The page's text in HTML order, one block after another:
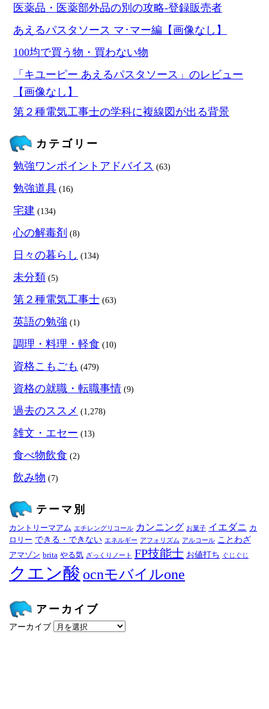
医薬品・医薬部外品の別の攻略‐登録販売者
あえるパスタソース マ･マー編【画像なし】
100均で買う物・買わない物
「キユーピー あえるパスタソース」のレビュー
【画像なし】
第２種電気工事士の学科に複線図が出る背景
カテゴリー
勉強ワンポイントアドバイス (63)
勉強道具 (16)
宅建 (134)
心の解毒剤 (8)
日々の暮らし (134)
未分類 (5)
第２種電気工事士 (63)
英語の勉強 (1)
調理・料理・軽食 (10)
資格こもごも (479)
資格の就職・転職事情 (9)
過去のススメ (1,278)
雑文・エセー (13)
食べ物飲食 (2)
飲み物 (7)
テーマ別
カントリーマアム エチレングリコール カンニング お菓子 イエダニ カ
ロリー できる・できない エネルギー アフォリズム アルコール ことわざ
アマゾン brita やる気 ざっくりノート FP技能士 お値打ち ぐじぐじ
クエン酸 ocnモバイルone
アーカイブ
アーカイブ